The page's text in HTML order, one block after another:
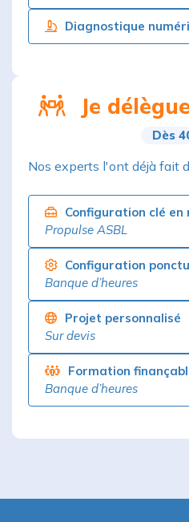
Diagnostique
Je
Dès
Nos experts l'ont déjà fait
Configuration clé en
Propulse ASBL
Configuration
Banque d’heures
Projet personnalisé
Sur devis
Formation
Banque d’heures